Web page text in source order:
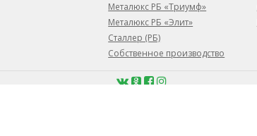
Металюкс РБ «Триумф»
Металюкс РБ «Элит»
Сталлер (РБ)
Собственное производство